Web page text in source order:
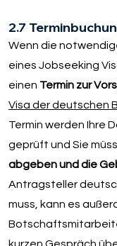
2.7
Wenn die
eines Jobseeking
einen Termin zur
Visa der deutschen
Termin werden Ihre
geprüft und Sie
abgeben und die
Antragsteller
muss, kann es
kurzen Gespräch